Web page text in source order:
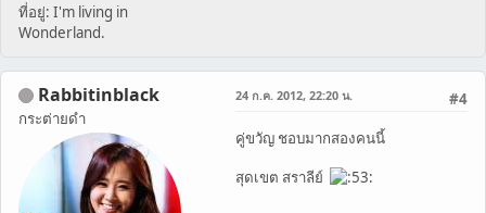
ที่อยู่: I'm living in
Wonderland.
Rabbitinblack
กระต่ายดำ
#4
24 ก.ค. 2012, 22:20 น.
คู่ขวัญ ชอบมากสองคนนี้
สุดเขต สราลีย์